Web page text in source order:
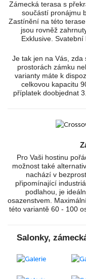
Zámecká terasa s
součástí pronájmu
Zastínění na této
jsou rovněž
Exklusive.
Je tak jen na Vás,
prostorách zámku
varianty máte k
celkovou kapacitu
příplatek doobjednat
Pro Vaši hostinu
možnost také
nachází v
připomínající
podlahou, je
osazenstvem.
této variantě 60 - 100
Salonky,